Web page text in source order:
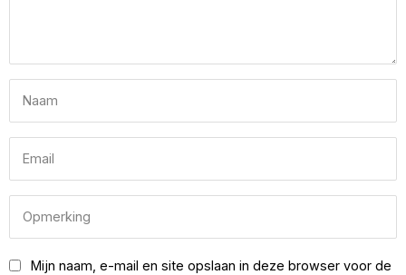
Mijn naam, e-mail en site opslaan in deze browser voor de